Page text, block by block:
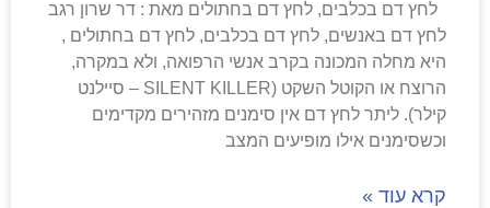
לחץ דם בכלבים, לחץ דם בחתולים מאת : דר שרון רגב
לחץ דם באנשים, לחץ דם בכלבים, לחץ דם בחתולים ,
היא מחלה המכונה בקרב אנשי הרפואה, ולא במקרה,
הרוצח או הקוטל השקט (SILENT KILLER – סיילנט
קילר). ליתר לחץ דם אין סימנים מזהירים מקדימים
וכשסימנים אילו מופיעים המצב
קרא עוד »